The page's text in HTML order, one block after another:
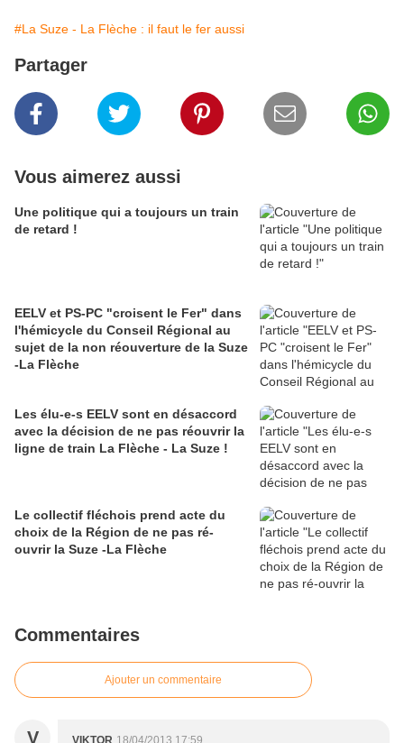
#La Suze - La Flèche : il faut le fer aussi
Partager
Vous aimerez aussi
Une politique qui a toujours un train
de retard !
EELV et PS-PC "croisent le Fer" dans
l'hémicycle du Conseil Régional au
sujet de la non réouverture de la Suze
-La Flèche
Les élu-e-s EELV sont en désaccord
avec la décision de ne pas réouvrir la
ligne de train La Flèche - La Suze !
Le collectif fléchois prend acte du
choix de la Région de ne pas ré-
ouvrir la Suze -La Flèche
Commentaires
Ajouter un commentaire
V VIKTOR 18/04/2013 17:59